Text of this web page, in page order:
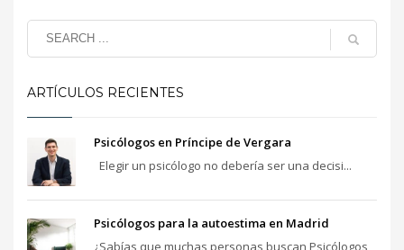
ARTÍCULOS RECIENTES
Psicólogos en Príncipe de Vergara
Elegir un psicólogo no debería ser una decisi...
Psicólogos para la autoestima en Madrid
¿Sabías que muchas personas buscan Psicólogos